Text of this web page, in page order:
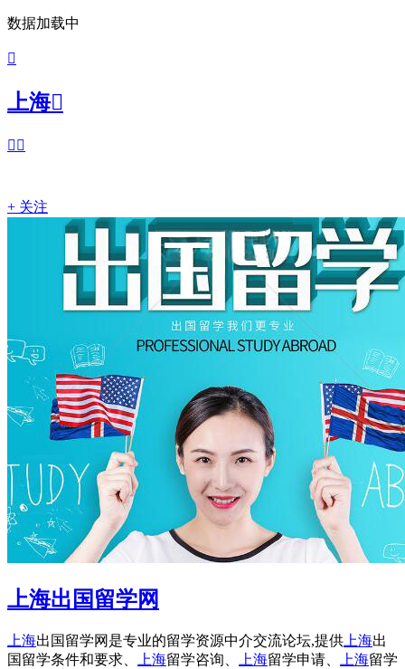
数据加载中

上海
 
+ 关注
上海出国留学网
上海出国留学网是专业的留学资源中介交流论坛,提供 上海出
国留学条件和要求、
上海留学咨询、 上海留学申请、 上海留学